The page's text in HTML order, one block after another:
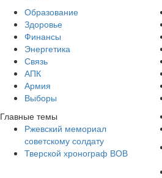
Образование
Здоровье
Финансы
Энергетика
Связь
АПК
Армия
Выборы
Главные темы
Ржевский мемориал
советскому солдату
Тверской хронограф ВОВ